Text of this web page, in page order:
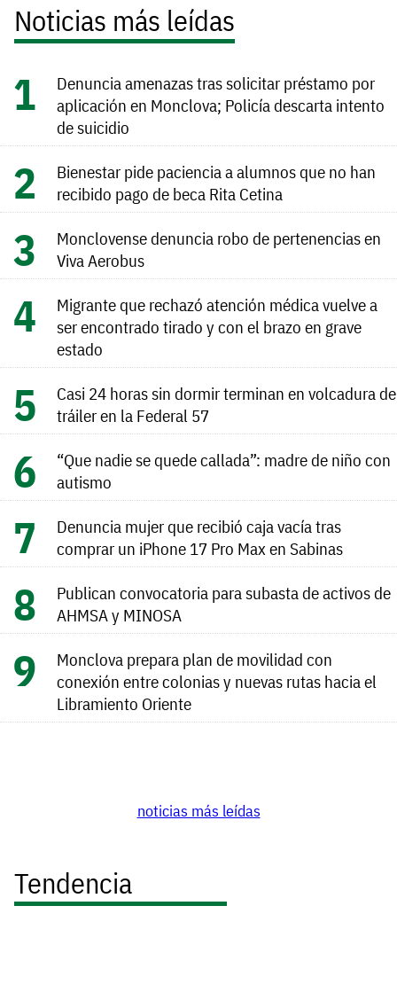
Noticias más leídas
Denuncia amenazas tras solicitar préstamo por
aplicación en Monclova; Policía descarta intento
de suicidio
Bienestar pide paciencia a alumnos que no han
recibido pago de beca Rita Cetina
Monclovense denuncia robo de pertenencias en
Viva Aerobus
Migrante que rechazó atención médica vuelve a
ser encontrado tirado y con el brazo en grave
estado
Casi 24 horas sin dormir terminan en volcadura de
tráiler en la Federal 57
“Que nadie se quede callada”: madre de niño con
autismo
Denuncia mujer que recibió caja vacía tras
comprar un iPhone 17 Pro Max en Sabinas
Publican convocatoria para subasta de activos de
AHMSA y MINOSA
Monclova prepara plan de movilidad con
conexión entre colonias y nuevas rutas hacia el
Libramiento Oriente
noticias más leídas
Tendencia